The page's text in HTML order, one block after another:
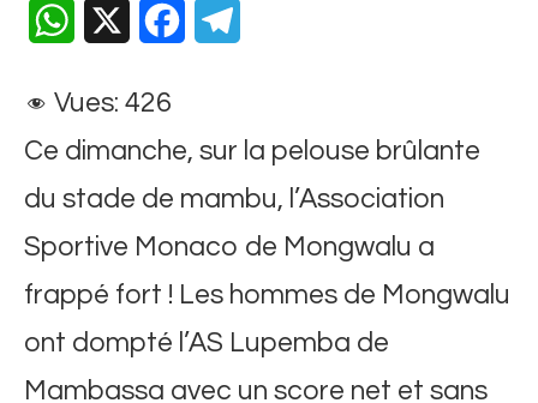
WhatsApp Facebook
Vues: 426
Ce dimanche, sur la pelouse brûlante
du stade de mambu, l’Association
Sportive Monaco de Mongwalu a
frappé fort ! Les hommes de Mongwalu
ont dompté l’AS Lupemba de
Mambassa avec un score net et sans